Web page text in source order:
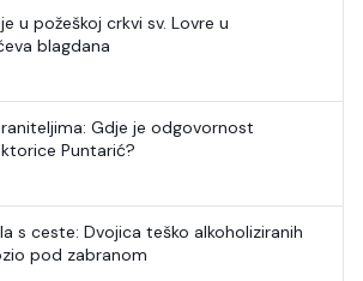
u požeškoj crkvi sv. Lovre u
blagdana
Gdje je odgovornost
Puntarić?
s ceste: Dvojica teško alkoholiziranih
pod zabranom